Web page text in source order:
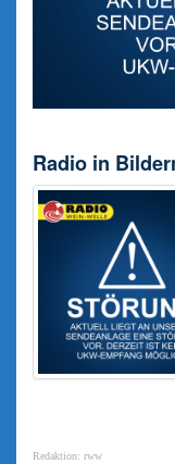
Radio in
Redaktion: rww